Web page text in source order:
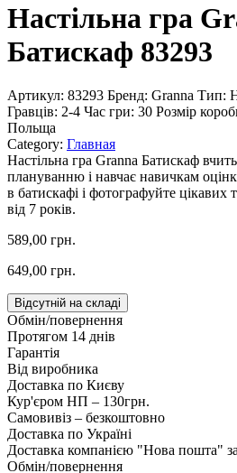
Настільна гра
Батискаф 83293
Артикул: 83293 Бренд: Granna Тип:
Гравців: 2-4 Час гри: 30 Розмір
Польща
Category: Главная
Настільна гра Granna Батискаф
плануванню і навчає навичкам
в батискафі і фотографуйте цікавих
від 7 років.
589,00 грн.
649,00 грн.
Відсутній на складі
Обмін/повернення
Протягом 14 днів
Гарантія
Від виробника
Доставка по Києву
Кур'єром НП – 130грн.
Самовивіз – безкоштовно
Доставка по Україні
Доставка компанією "Нова пошта"
Обмін/повернення